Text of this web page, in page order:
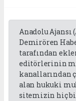
Anadolu Ajansı
Demirören
tarafından
editörlerinin
kanallarından
alan hukuki
sitemizin hiç